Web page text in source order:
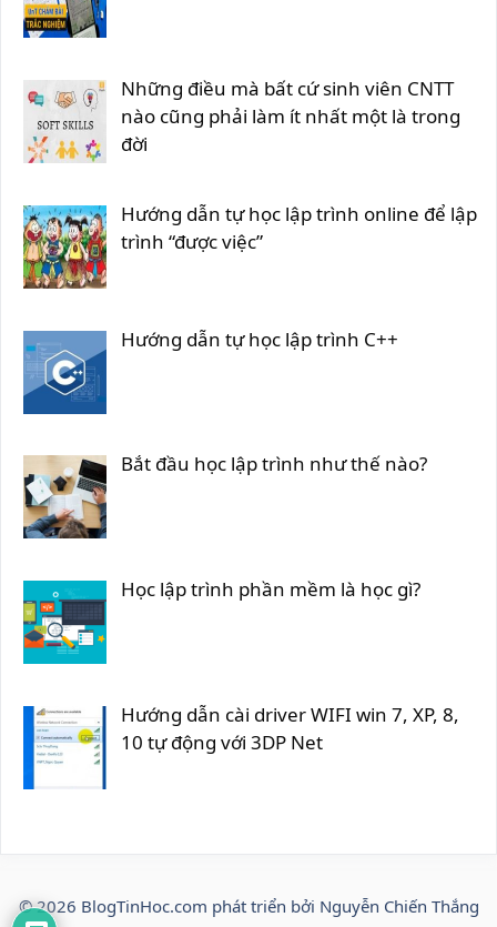
Những điều mà bất cứ sinh viên CNTT
nào cũng phải làm ít nhất một là trong
đời
Hướng dẫn tự học lập trình online để lập
trình “được việc”
Hướng dẫn tự học lập trình C++
Bắt đầu học lập trình như thế nào?
Học lập trình phần mềm là học gì?
Hướng dẫn cài driver WIFI win 7, XP, 8,
10 tự động với 3DP Net
© 2026 BlogTinHoc.com phát triển bởi Nguyễn Chiến Thắng